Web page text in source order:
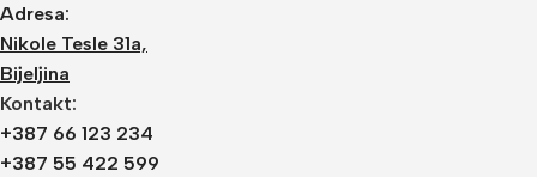
Adresa:
Nikole Tesle 31a,
Bijeljina
Kontakt:
+387 66 123 234
+387 55 422 599